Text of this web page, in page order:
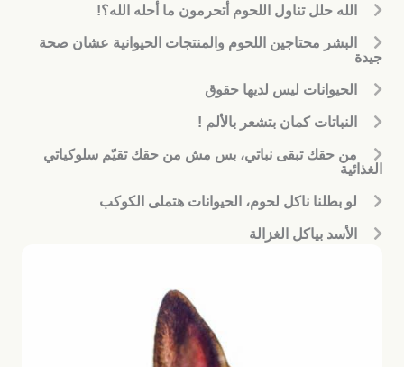
الله حلل تناول اللحوم أتحرمون ما أحله الله؟!
البشر محتاجين اللحوم والمنتجات الحيوانية عشان صحة
جيدة
الحيوانات ليس لديها حقوق
النباتات كمان بتشعر بالألم !
من حقك تبقى نباتي، بس مش من حقك تقيّم سلوكياتي
الغذائية
لو بطلنا ناكل لحوم، الحيوانات هتملى الكوكب
الأسد بياكل الغزالة